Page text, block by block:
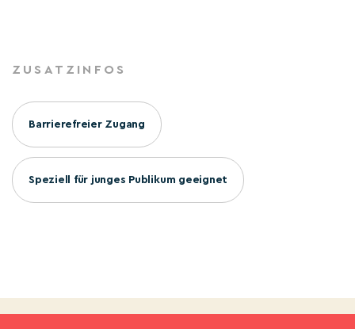
ZUSATZINFOS
Barrierefreier Zugang
Speziell für junges Publikum geeignet